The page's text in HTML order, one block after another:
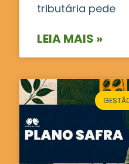
tributária pede
LEIA MAIS »